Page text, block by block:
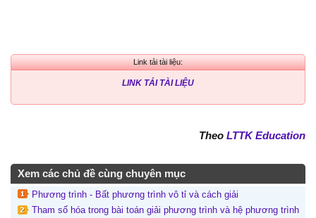
Link tải tài liệu:
LINK TẢI TÀI LIỆU
Theo LTTK Education
Xem các chủ đề cùng chuyên mục
Phương trình - Bất phương trình vô tỉ và cách giải
Tham số hóa trong bài toán giải phương trình và hệ phương trình